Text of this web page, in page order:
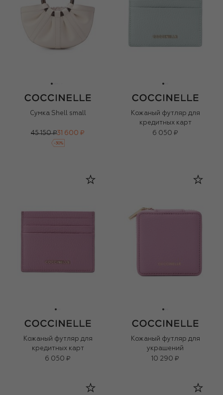
Сумка Shell small
45 150 ₽31 600 ₽
-30%
Кожаный футляр для
кредитных карт
6 050 ₽
Кожаный футляр для
кредитных карт
6 050 ₽
Кожаный футляр для
украшений
10 290 ₽